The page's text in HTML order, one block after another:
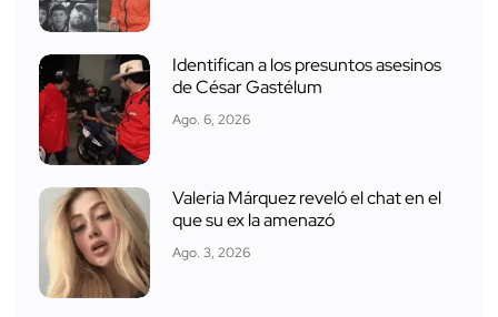
Identifican a los presuntos asesinos
de César Gastélum
Ago. 6, 2026
Valeria Márquez reveló el chat en el
que su ex la amenazó
Ago. 3, 2026